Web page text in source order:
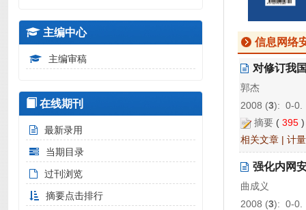
信息网络
对修订我
郭杰
2008 (3): 0-0.
摘要 ( 395
相关文章 | 计
强化内网
曲成义
2008 (3): 0-0.
主编中心
主编审稿
在线期刊
最新录用
当期目录
过刊浏览
摘要点击排行